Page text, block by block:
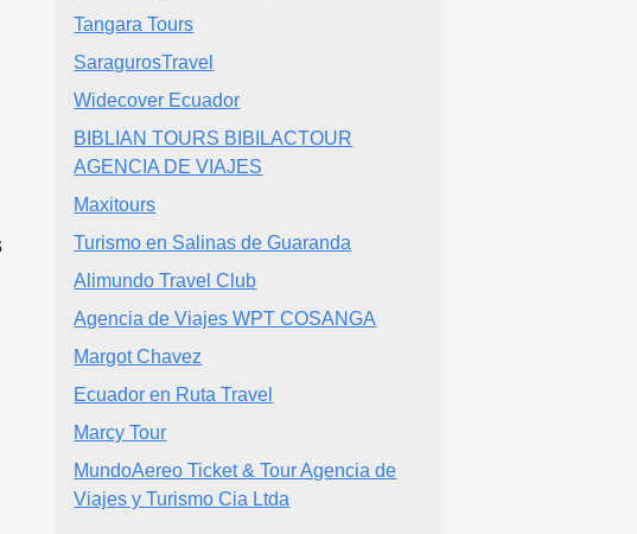
Tangara Tours
SaragurosTravel
Widecover Ecuador
BIBLIAN TOURS BIBILACTOUR
AGENCIA DE VIAJES
Maxitours
Turismo en Salinas de Guaranda
Alimundo Travel Club
Agencia de Viajes WPT COSANGA
Margot Chavez
Ecuador en Ruta Travel
Marcy Tour
MundoAereo Ticket & Tour Agencia de
Viajes y Turismo Cia Ltda